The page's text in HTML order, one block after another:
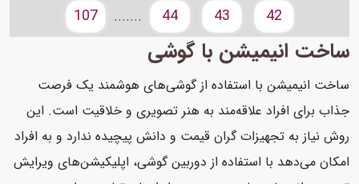
42
43
44
.......
107
ساخت انیمیشن با گوشی
ساخت انیمیشن با استفاده از گوشی‌های هوشمند یک فرصت
جذاب برای افراد علاقه‌مند به هنر تصویری و خلاقیت است. این
روش نیاز به تجهیزات گران قیمت و دانش پیچیده ندارد و به افراد
امکان می‌دهد با استفاده از دوربین گوشی، اپلیکیشن‌های ویرایش